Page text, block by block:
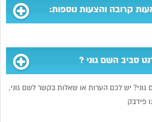
קרובה והצעות נוספות:
סביב השם גוני ?
יש לכם הערות או שאלות בקשר לשם גוני,
פידבק